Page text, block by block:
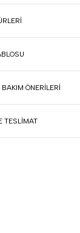
ÖNERILERI
TESLIMAT